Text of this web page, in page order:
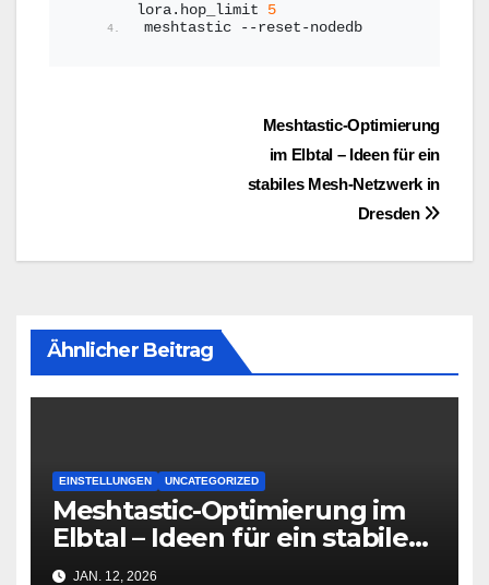
lora.hop_limit 5
meshtastic --reset-nodedb
Beitragsnavigation
Meshtastic-Optimierung
im Elbtal – Ideen für ein
stabiles Mesh-Netzwerk in
Dresden
Ähnlicher Beitrag
EINSTELLUNGEN UNCATEGORIZED
Meshtastic-Optimierung im
Elbtal – Ideen für ein stabiles
Mesh-Netzwerk in Dresden
JAN. 12, 2026